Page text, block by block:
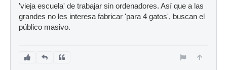
'vieja escuela' de trabajar sin ordenadores. Así que a las
grandes no les interesa fabricar 'para 4 gatos', buscan el
público masivo.